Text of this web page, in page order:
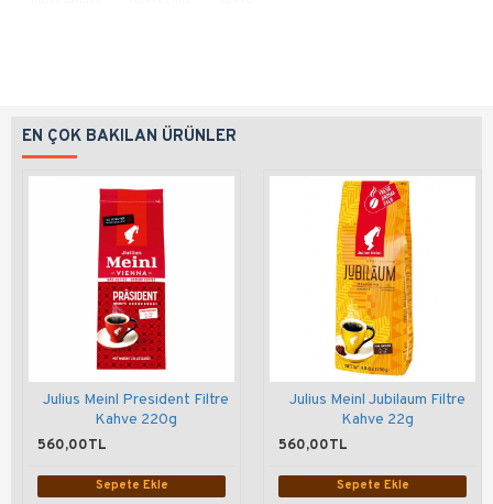
EN ÇOK BAKILAN ÜRÜNLER
Julius Meinl President Filtre
Kahve 220g
560,00TL
Sepete Ekle
Julius Meinl Jubilaum Filtre
Kahve 22g
560,00TL
Sepete Ekle